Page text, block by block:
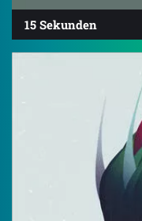
15 Sekunden